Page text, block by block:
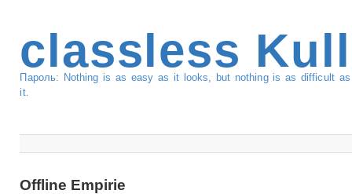
classless
Пароль: Nothing is as easy as it looks, but nothing is as difficult
it.
Offline Empirie